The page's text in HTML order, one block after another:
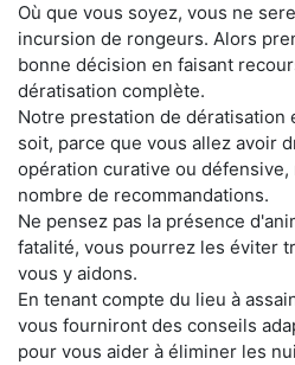
Où que vous soyez, vous ne
incursion de rongeurs. Alors
bonne décision en faisant
dératisation complète.
Notre prestation de dératisation
soit, parce que vous allez avoir
opération curative ou défensive,
nombre de recommandations.
Ne pensez pas la présence
fatalité, vous pourrez les éviter
vous y aidons.
En tenant compte du lieu à
vous fourniront des conseils
pour vous aider à éliminer les